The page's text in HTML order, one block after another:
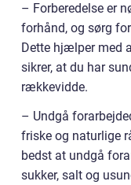
– Forberedelse er
forhånd, og sørg
Dette hjælper med
sikrer, at du har
rækkevidde.
– Undgå
friske og naturlige
bedst at undgå
sukker, salt og